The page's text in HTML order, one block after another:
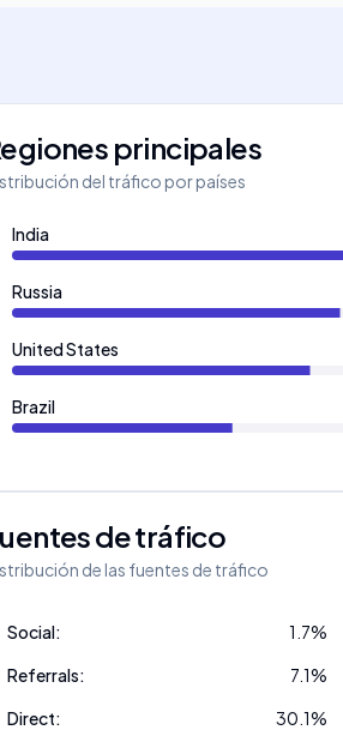
principales
del tráfico por países
India
Russia
United States
Brazil
de tráfico
de las fuentes de tráfico
Social: 1.7%
Referrals: 7.1%
Direct: 30.1%